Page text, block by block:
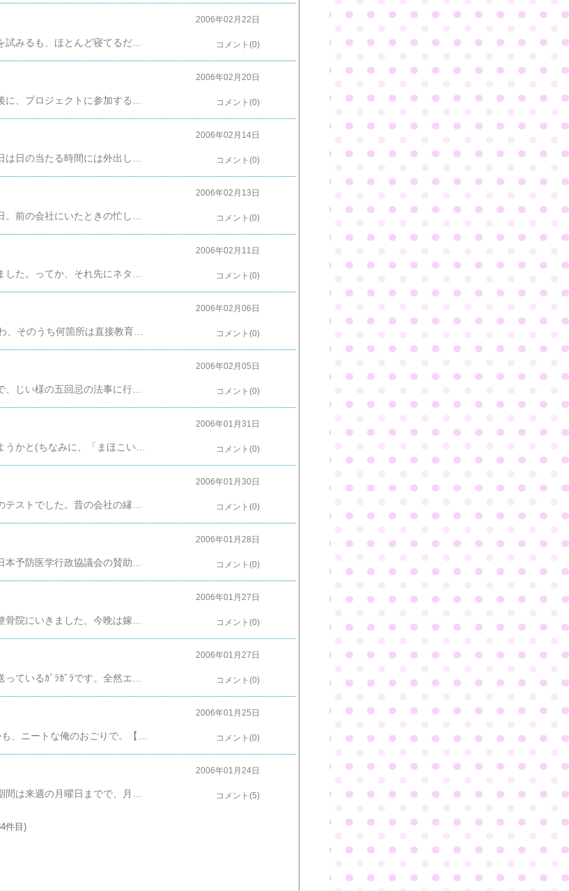
うーん、完全に夜行性になってしまいました。昼間起きることを試みるも、ほとんど寝てるだけｗ。先ほどようやく、javaからMysqlに接続、インサート、デリートができるようになりました。明日はDAO作り上げなきゃなー。なんて、思いながらこれ書いていたら、とんでもない小冊子発見。「まえもと」って･･･。それﾔﾊﾞｽｗｗｗｗｗ。後、「2月のケルベロス」の正体もばれてしまったので、事の顛末とかも書いてますｗ。もう少しお待ちください。
2006年02月22日
コメント(0)
2006年02月20日
コメント(0)
2006年02月14日
コメント(0)
2006年02月13日
コメント(0)
2006年02月11日
コメント(0)
今日は会社の実技演習だったのですが、6問中4問しかできないわ、そのうち何箇所は直接教育係の方に、ほぼ回答に近いことを教えてもらったので、演習はできないに等しかったですよ？こんなんでほんまにプログラマーになれるんじゃろか？なんとなく、前の会社で入社そこそこで一人孤立無援にCiscoのルーターの設定をしていた切ない記憶がよみがえります。今は教えてくれる係りの人がいるので、だいぶ勝手が違いますが…。とりあえず、木曜日にリベンジいたしますので、明日は間違いなくニートです。 明日中に読みきらなきゃいけない本ども。まぁ、やるしかないですよ。
2006年02月06日
コメント(0)
今日はいい天気なのにえらく寒い日でしたが、本川越あたりまで、じい様の五回忌の法事に行ってまいりまた。送迎バスがえらく遅れましたが、その分愛想のいいネコがお坊様の説法中もゴロゴロと我が家、特にばあ様の足元で歓迎してくれました。じい様がのりうつってたのでしょうか？
2006年02月05日
コメント(0)
2006年01月31日
コメント(0)
2006年01月30日
コメント(0)
2006年01月28日
コメント(0)
2006年01月27日
コメント(0)
2006年01月27日
コメント(0)
2006年01月25日
コメント(0)
2006年01月24日
コメント(5)
件目)